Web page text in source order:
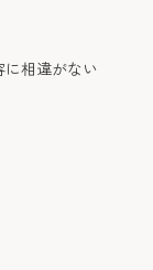
に相違がない